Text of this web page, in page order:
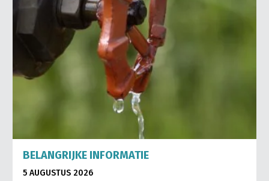
BELANGRIJKE INFORMATIE
5 AUGUSTUS 2026